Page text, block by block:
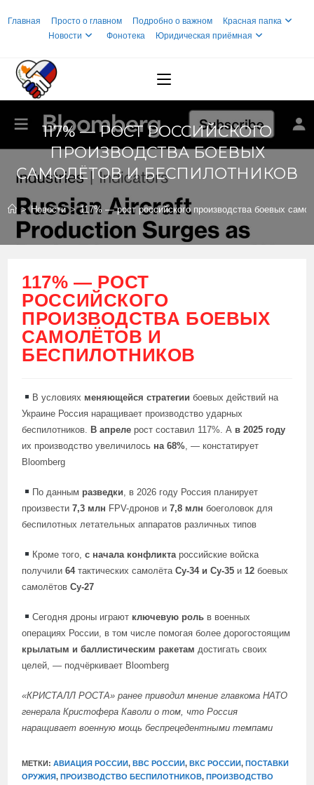
Главная Просто о главном Подробно о важном
Красная папка
Новости
Фонотека Юридическая приёмная
117% — РОСТ РОССИЙСКОГО
ПРОИЗВОДСТВА БОЕВЫХ
САМОЛЁТОВ И БЕСПИЛОТНИКОВ
> Новости > 117% — рост российского производства боевых
117% — РОСТ
РОССИЙСКОГО
ПРОИЗВОДСТВА БОЕВЫХ
САМОЛЁТОВ И
БЕСПИЛОТНИКОВ
В условиях меняющейся стратегиибоевых действий на
Украине Россия наращивает производство ударных
беспилотников. В апреле рост составил 117%. А в 2025 году
их производство увеличилось на 68%, — констатирует
Bloomberg
По данным разведки, в 2026 году Россия планирует
произвести 7,3 млн FPV-дронов и7,8 млн боеголовок для
беспилотных летательных аппаратов различных типов
Кроме того,с начала конфликтароссийские войска
получили64тактических самолётаСу-34 и Су-35 и12боевых
самолётовСу-27
Сегодня дроны играют ключевую роль в военных
операциях России, в том числе помогая более дорогостоящим
крылатым и баллистическим ракетамдостигать своих
целей, — подчёркивает Bloomberg
«КРИСТАЛЛ РОСТА» ранее приводил мнение главкома НАТО
генерала Кристофера Каволи о том, что Россия
наращивает военную мощь беспрецедентными темпами
МЕТКИ:АВИАЦИЯ РОССИИ, ВВС РОССИИ, ВКС РОССИИ, ПОСТАВКИ
ОРУЖИЯ, ПРОИЗВОДСТВО БЕСПИЛОТНИКОВ, ПРОИЗВОДСТВО